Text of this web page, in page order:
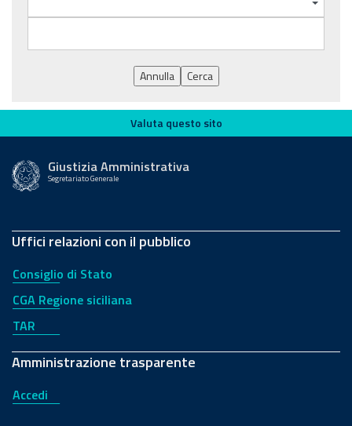
Annulla Cerca
Valuta questo sito
Valuta questo sito
Giustizia Amministrativa
Segretariato Generale
Uffici relazioni con il pubblico
Consiglio di Stato
CGA Regione siciliana
TAR
Amministrazione trasparente
Accedi